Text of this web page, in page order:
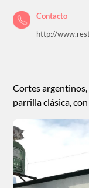
Contacto
http://
Cortes
parrilla clásica,